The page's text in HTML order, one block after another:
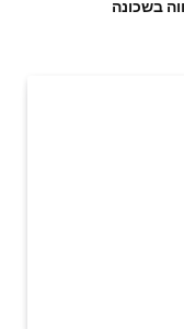
בשכונה